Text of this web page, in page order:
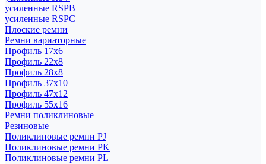
усиленные RSPB
усиленные RSPC
Плоские ремни
Ремни вариаторные
Профиль 17x6
Профиль 22x8
Профиль 28x8
Профиль 37x10
Профиль 47x12
Профиль 55x16
Ремни поликлиновые
Резиновые
Поликлиновые ремни PJ
Поликлиновые ремни PK
Поликлиновые ремни PL